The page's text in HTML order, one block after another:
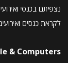
נצפיתם בכנסי
לקראת כנסים
& Computers